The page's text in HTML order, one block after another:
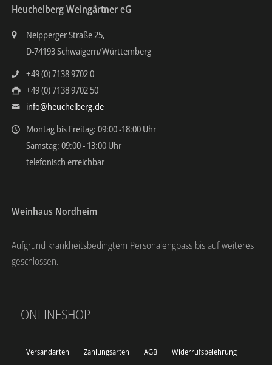
Heuchelberg Weingärtner eG
Neipperger Straße 25,
D-74193 Schwaigern/Württemberg
+49 (0) 7138 9702 0
+49 (0) 7138 9702 50
info@heuchelberg.de
Montag bis Freitag: 09:00 -18:00 Uhr
Samstag: 09:00 - 13:00 Uhr
telefonisch erreichbar
Weinhaus Nordheim
Aufgrund krankheitsbedingtem Personalengpass bis auf weiteres
geschlossen.
ONLINESHOP
Versandarten Zahlungsarten AGB
Widerrufsbelehrung